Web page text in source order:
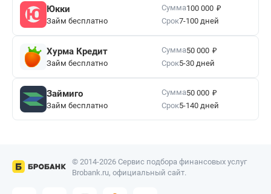
Юкки
Займ бесплатно
Сумма100 000 ₽
Срок7-100 дней
Хурма Кредит
Займ бесплатно
Сумма50 000 ₽
Срок5-30 дней
Займиго
Займ бесплатно
Сумма50 000 ₽
Срок5-140 дней
© 2014-2026 Сервис подбора финансовых услуг
Brobank.ru, официальный сайт.